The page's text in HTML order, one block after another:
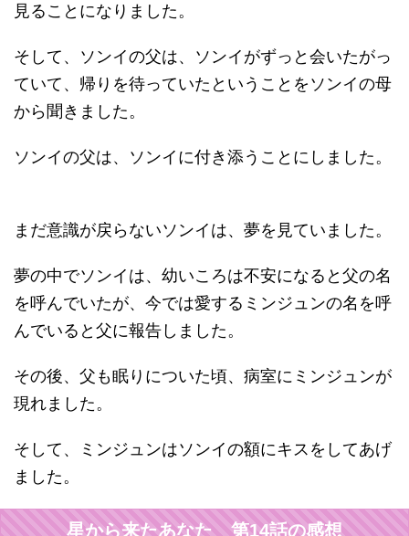
見ることになりました。
そして、ソンイの父は、ソンイがずっと会いたがっ
ていて、帰りを待っていたということをソンイの母
から聞きました。
ソンイの父は、ソンイに付き添うことにしました。
まだ意識が戻らないソンイは、夢を見ていました。
夢の中でソンイは、幼いころは不安になると父の名
を呼んでいたが、今では愛するミンジュンの名を呼
んでいると父に報告しました。
その後、父も眠りについた頃、病室にミンジュンが
現れました。
そして、ミンジュンはソンイの額にキスをしてあげ
ました。
星から来たあなた 第14話の感想